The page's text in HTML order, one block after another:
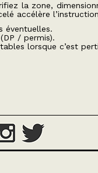
la zone,
accélère
éventuelles.
/ permis).
lorsque c’est